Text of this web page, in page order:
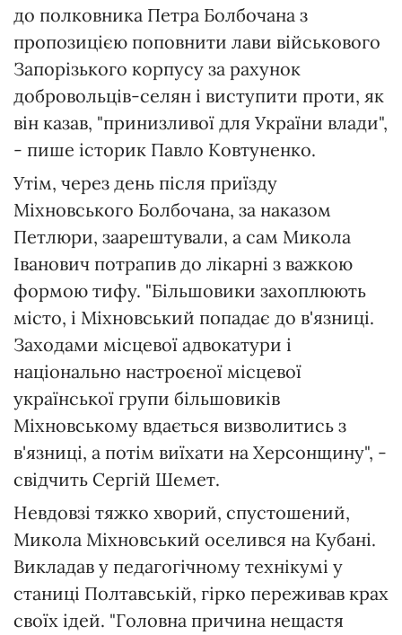
до полковника Петра Болбочана з
пропозицією поповнити лави військового
Запорізького корпусу за рахунок
добровольців-селян і виступити проти, як
він казав, "принизливої для України влади",
- пише історик Павло Ковтуненко.
Утім, через день після приїзду
Міхновського Болбочана, за наказом
Петлюри, заарештували, а сам Микола
Іванович потрапив до лікарні з важкою
формою тифу. "Більшовики захоплюють
місто, і Міхновський попадає до в'язниці.
Заходами місцевої адвокатури і
національно настроєної місцевої
української групи більшовиків
Міхновському вдається визволитись з
в'язниці, а потім виїхати на Херсонщину", -
свідчить Сергій Шемет.
Невдовзі тяжко хворий, спустошений,
Микола Міхновський оселився на Кубані.
Викладав у педагогічному технікумі у
станиці Полтавській, гірко переживав крах
своїх ідей. "Головна причина нещастя